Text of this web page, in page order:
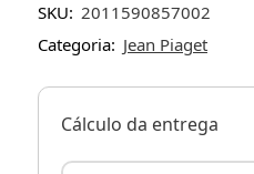
SKU: 2011590857002
Categoria: Jean Piaget
Cálculo da entrega